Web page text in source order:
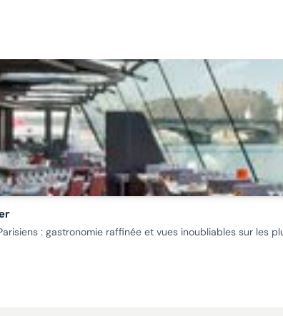
: gastronomie raffinée et vues inoubliables sur les